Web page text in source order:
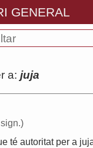
GENERAL
a: juja
té autoritat per a